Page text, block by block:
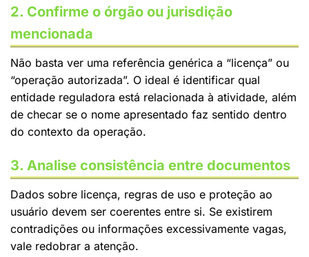
2. Confirme o órgão ou jurisdição
mencionada
Não basta ver uma referência genérica a “licença” ou
“operação autorizada”. O ideal é identificar qual
entidade reguladora está relacionada à atividade, além
de checar se o nome apresentado faz sentido dentro
do contexto da operação.
3. Analise consistência entre documentos
Dados sobre licença, regras de uso e proteção ao
usuário devem ser coerentes entre si. Se existirem
contradições ou informações excessivamente vagas,
vale redobrar a atenção.